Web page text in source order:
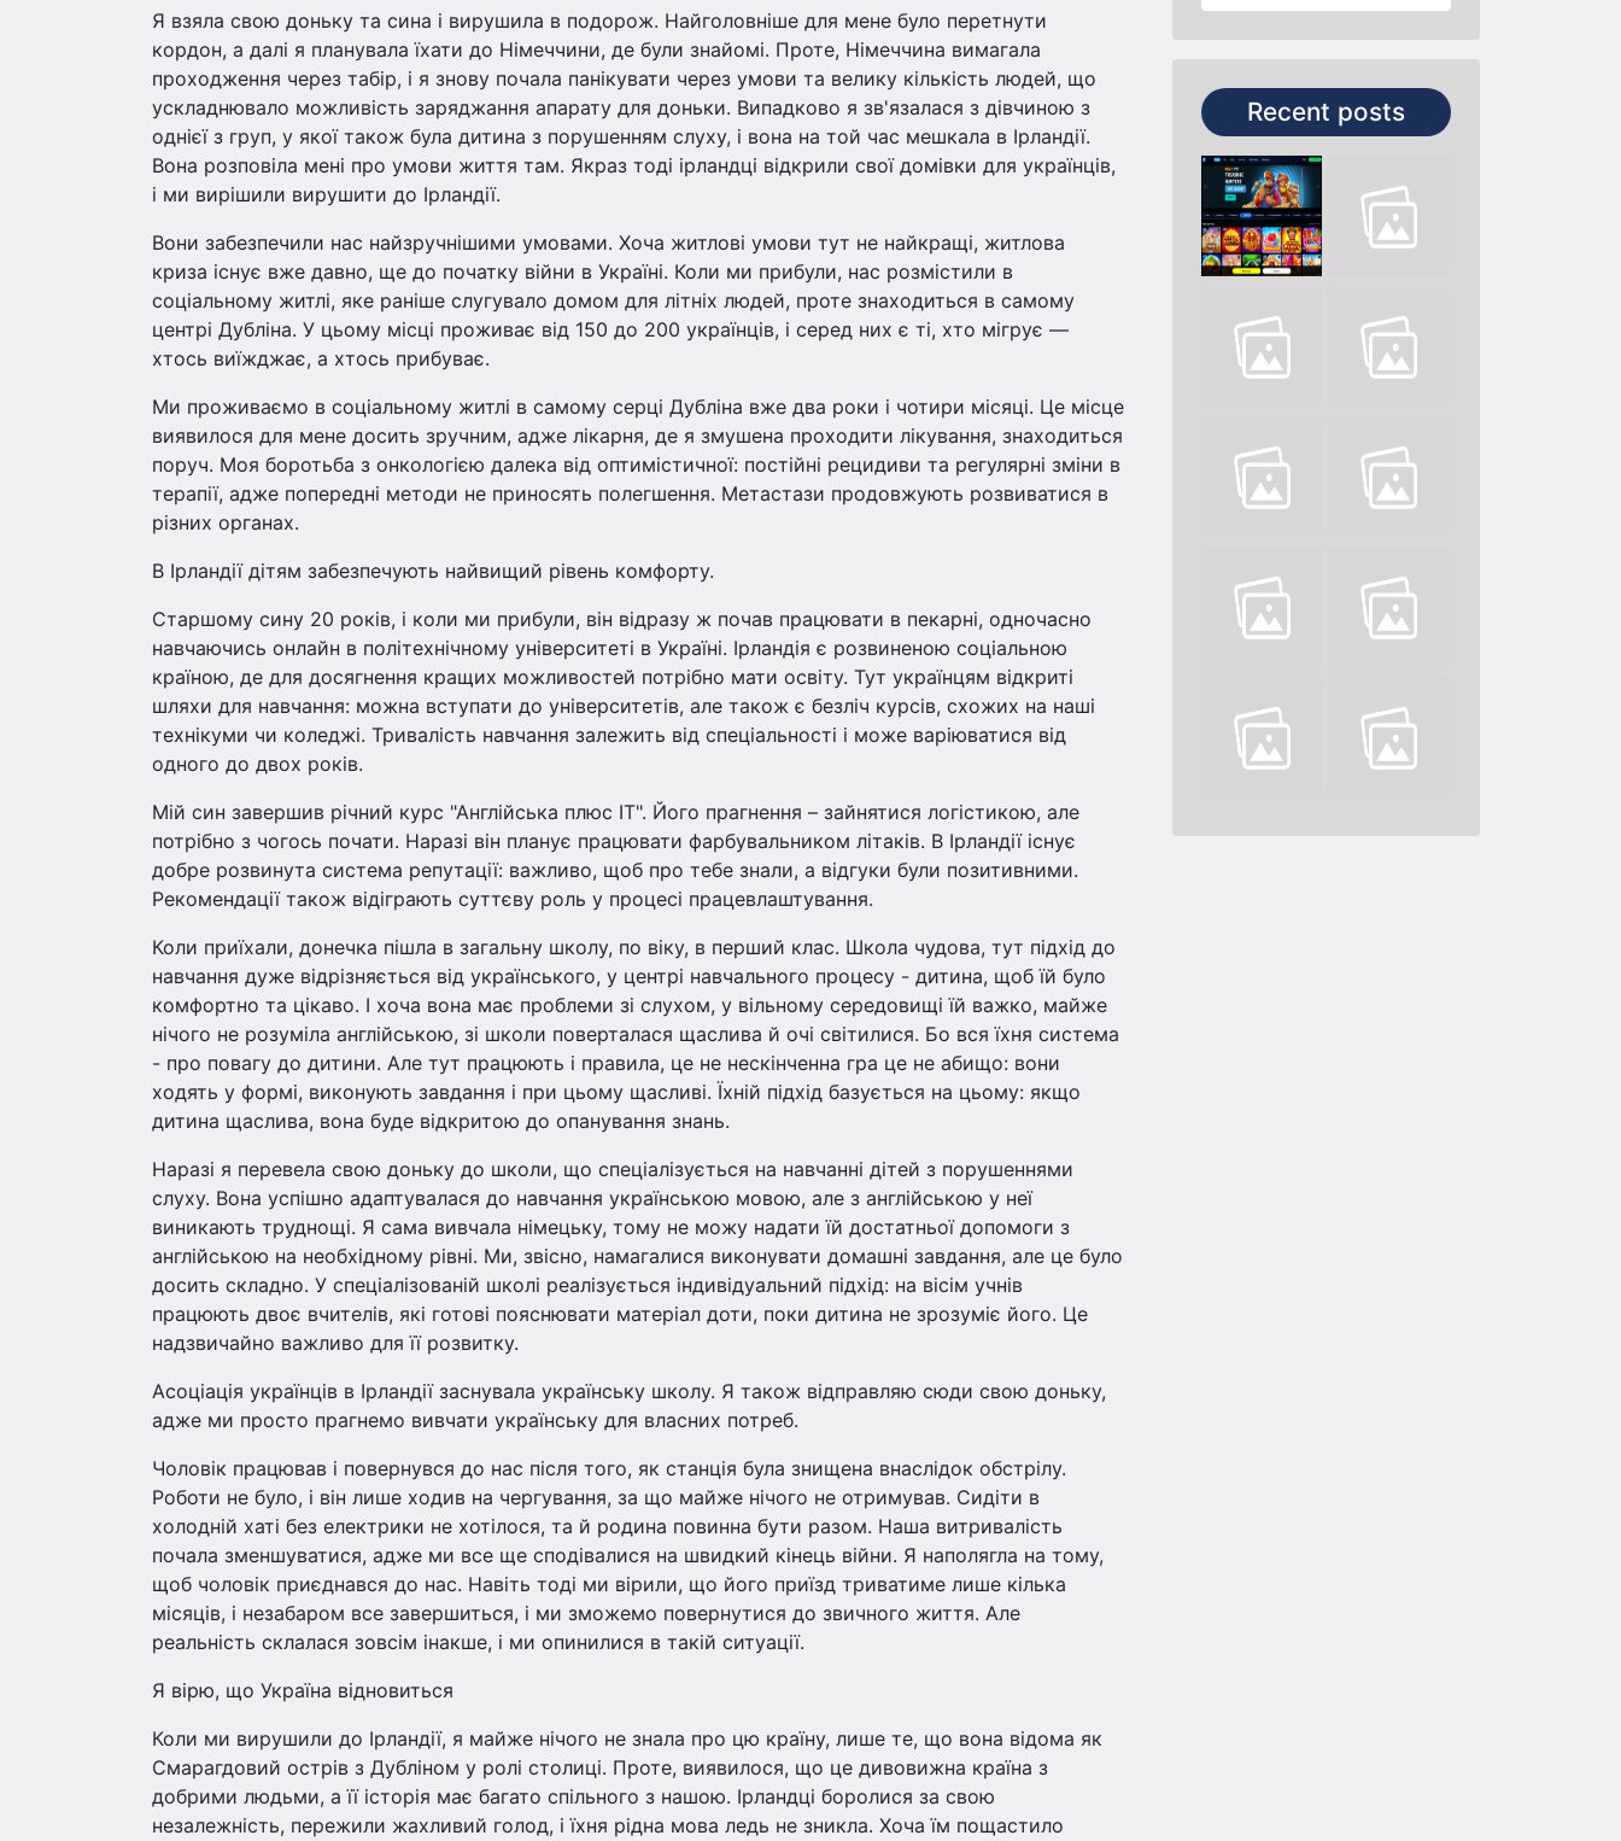
Recent posts
Я взяла свою доньку та сина і вирушила в подорож. Найголовніше для мене було перетнути
кордон, а далі я планувала їхати до Німеччини, де були знайомі. Проте, Німеччина вимагала
проходження через табір, і я знову почала панікувати через умови та велику кількість людей, що
ускладнювало можливість заряджання апарату для доньки. Випадково я зв'язалася з дівчиною з
однієї з груп, у якої також була дитина з порушенням слуху, і вона на той час мешкала в Ірландії.
Вона розповіла мені про умови життя там. Якраз тоді ірландці відкрили свої домівки для українців,
і ми вирішили вирушити до Ірландії.
Вони забезпечили нас найзручнішими умовами. Хоча житлові умови тут не найкращі, житлова
криза існує вже давно, ще до початку війни в Україні. Коли ми прибули, нас розмістили в
соціальному житлі, яке раніше слугувало домом для літніх людей, проте знаходиться в самому
центрі Дубліна. У цьому місці проживає від 150 до 200 українців, і серед них є ті, хто мігрує —
хтось виїжджає, а хтось прибуває.
Ми проживаємо в соціальному житлі в самому серці Дубліна вже два роки і чотири місяці. Це місце
виявилося для мене досить зручним, адже лікарня, де я змушена проходити лікування, знаходиться
поруч. Моя боротьба з онкологією далека від оптимістичної: постійні рецидиви та регулярні зміни в
терапії, адже попередні методи не приносять полегшення. Метастази продовжують розвиватися в
різних органах.
В Ірландії дітям забезпечують найвищий рівень комфорту.
Старшому сину 20 років, і коли ми прибули, він відразу ж почав працювати в пекарні, одночасно
навчаючись онлайн в політехнічному університеті в Україні. Ірландія є розвиненою соціальною
країною, де для досягнення кращих можливостей потрібно мати освіту. Тут українцям відкриті
шляхи для навчання: можна вступати до університетів, але також є безліч курсів, схожих на наші
технікуми чи коледжі. Тривалість навчання залежить від спеціальності і може варіюватися від
одного до двох років.
Мій син завершив річний курс "Англійська плюс IT". Його прагнення – зайнятися логістикою, але
потрібно з чогось почати. Наразі він планує працювати фарбувальником літаків. В Ірландії існує
добре розвинута система репутації: важливо, щоб про тебе знали, а відгуки були позитивними.
Рекомендації також відіграють суттєву роль у процесі працевлаштування.
Коли приїхали, донечка пішла в загальну школу, по віку, в перший клас. Школа чудова, тут підхід до
навчання дуже відрізняється від українського, у центрі навчального процесу - дитина, щоб їй було
комфортно та цікаво. І хоча вона має проблеми зі слухом, у вільному середовищі їй важко, майже
нічого не розуміла англійською, зі школи поверталася щаслива й очі світилися. Бо вся їхня система
- про повагу до дитини. Але тут працюють і правила, це не нескінченна гра це не абищо: вони
ходять у формі, виконують завдання і при цьому щасливі. Їхній підхід базується на цьому: якщо
дитина щаслива, вона буде відкритою до опанування знань.
Наразі я перевела свою доньку до школи, що спеціалізується на навчанні дітей з порушеннями
слуху. Вона успішно адаптувалася до навчання українською мовою, але з англійською у неї
виникають труднощі. Я сама вивчала німецьку, тому не можу надати їй достатньої допомоги з
англійською на необхідному рівні. Ми, звісно, намагалися виконувати домашні завдання, але це було
досить складно. У спеціалізованій школі реалізується індивідуальний підхід: на вісім учнів
працюють двоє вчителів, які готові пояснювати матеріал доти, поки дитина не зрозуміє його. Це
надзвичайно важливо для її розвитку.
Асоціація українців в Ірландії заснувала українську школу. Я також відправляю сюди свою доньку,
адже ми просто прагнемо вивчати українську для власних потреб.
Чоловік працював і повернувся до нас після того, як станція була знищена внаслідок обстрілу.
Роботи не було, і він лише ходив на чергування, за що майже нічого не отримував. Сидіти в
холодній хаті без електрики не хотілося, та й родина повинна бути разом. Наша витривалість
почала зменшуватися, адже ми все ще сподівалися на швидкий кінець війни. Я наполягла на тому,
щоб чоловік приєднався до нас. Навіть тоді ми вірили, що його приїзд триватиме лише кілька
місяців, і незабаром все завершиться, і ми зможемо повернутися до звичного життя. Але
реальність склалася зовсім інакше, і ми опинилися в такій ситуації.
Я вірю, що Україна відновиться
Коли ми вирушили до Ірландії, я майже нічого не знала про цю країну, лише те, що вона відома як
Смарагдовий острів з Дубліном у ролі столиці. Проте, виявилося, що це дивовижна країна з
добрими людьми, а її історія має багато спільного з нашою. Ірландці боролися за свою
незалежність, пережили жахливий голод, і їхня рідна мова ледь не зникла. Хоча їм пощастило